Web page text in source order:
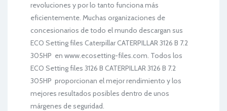
revoluciones y por lo tanto funciona más
eficientemente. Muchas organizaciones de
concesionarios de todo el mundo descargan sus
ECO Setting files Caterpillar CATERPILLAR 3126 B 7.2
305HP en www.ecosetting-files.com. Todos los
ECO Setting files 3126 B CATERPILLAR 3126 B 7.2
305HP proporcionan el mejor rendimiento y los
mejores resultados posibles dentro de unos
márgenes de seguridad.